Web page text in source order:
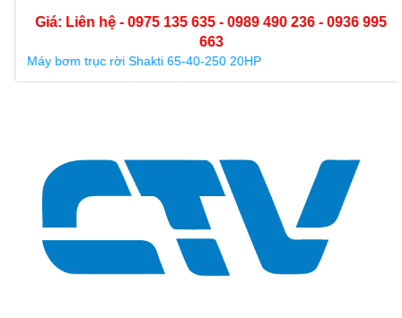
Giá: Liên hệ - 0975 135 635 - 0989 490 236 - 0936 995
663
Máy bơm trục rời Shakti 65-40-250 20HP